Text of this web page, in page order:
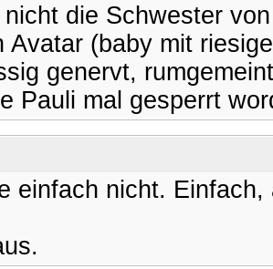
die Schwester
Avatar (baby mit
genervt,
Pauli mal gesperrt
einfach nicht.